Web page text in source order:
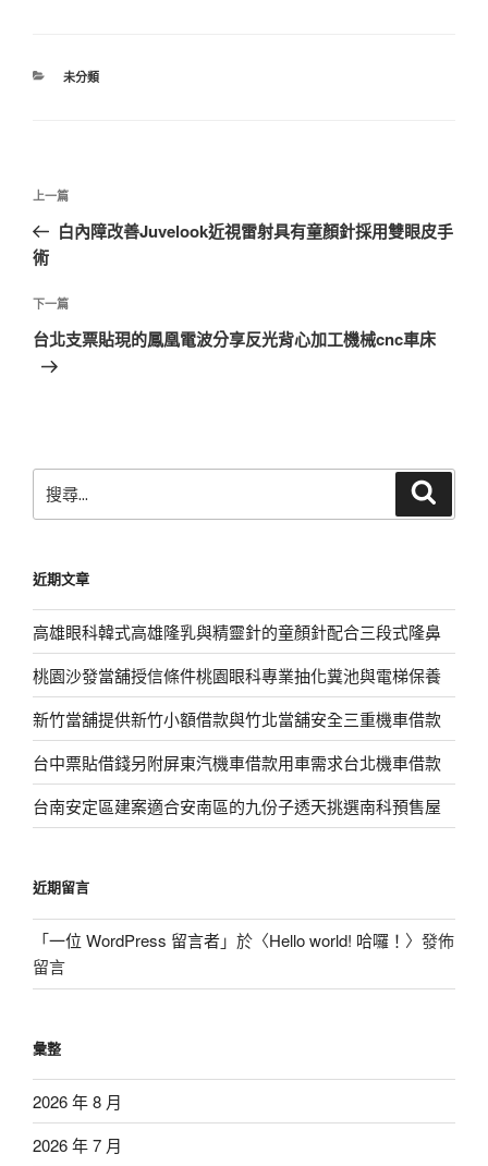
分
未分類
文
導
覽
上
一
篇
章
上一篇
白內障改善Juvelook近視雷射具有童顏針採用雙眼皮手
術
下
一
下一篇
台北支票貼現的鳳凰電波分享反光背心加工機械cnc車床
尋
字:
近期文章
高雄眼科韓式高雄隆乳與精靈針的童顏針配合三段式隆鼻
桃園沙發當舖授信條件桃園眼科專業抽化糞池與電梯保養
新竹當舖提供新竹小額借款與竹北當舖安全三重機車借款
台中票貼借錢另附屏東汽機車借款用車需求台北機車借款
台南安定區建案適合安南區的九份子透天挑選南科預售屋
近期留言
「一位 WordPress 留言者」於〈Hello world! 哈囉！ 〉發佈
留言
彙整
2026 年 8 月
2026 年 7 月